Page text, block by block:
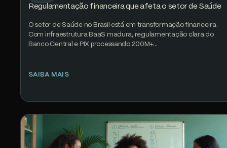
Regulamentação financeira que afeta o setor de Saúde
O setor de Saúde no Brasil está em transformação financeira.
Com infraestrutura BaaS madura, regulamentação clara do
Banco Central e PIX processando 200M+…
SAIBA MAIS